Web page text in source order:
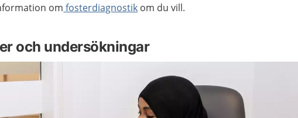
om fosterdiagnostik om du vill.
och undersökningar